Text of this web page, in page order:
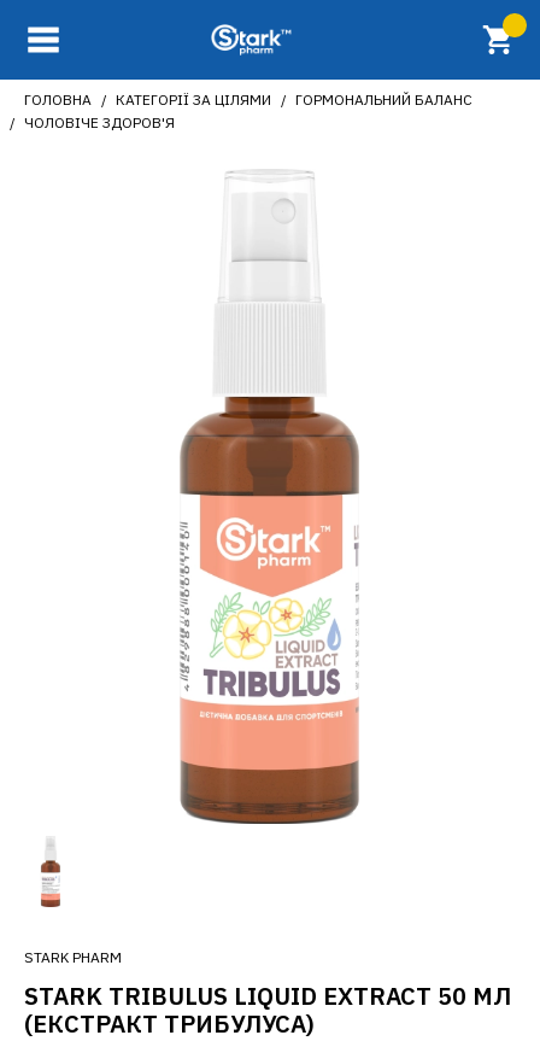
ГОЛОВНА КАТЕГОРІЇ ЗА ЦІЛЯМИ
ГОРМОНАЛЬНИЙ БАЛАНС
ЧОЛОВІЧЕ ЗДОРОВ'Я
STARK PHARM
STARK TRIBULUS LIQUID EXTRACT 50 МЛ
(ЕКСТРАКТ ТРИБУЛУСА)